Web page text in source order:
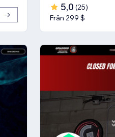
5,0 (25)
Från 299 $